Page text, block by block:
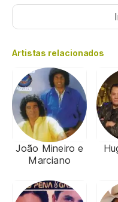
Artistas relacionados
João Mineiro e
Marciano